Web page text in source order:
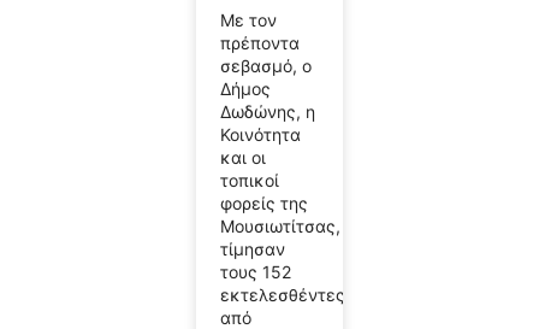
Με τον
πρέποντα
σεβασμό, ο
Δήμος
Δωδώνης, η
Κοινότητα
και οι
τοπικοί
φορείς της
Μουσιωτίτσας,
τίμησαν
τους 152
εκτελεσθέντες
από